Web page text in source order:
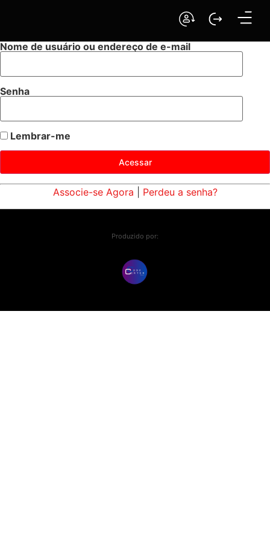
Nome de usuário ou endereço de e-mail
Senha
Lembrar-me
Associe-se Agora Perdeu a senha?
Produzido por: